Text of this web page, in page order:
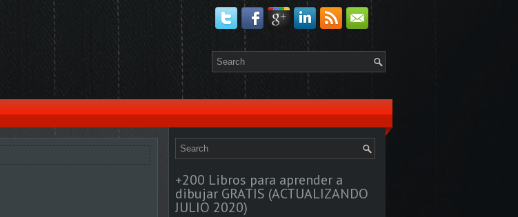
+200 Libros para aprender a
dibujar GRATIS (ACTUALIZANDO
JULIO 2020)